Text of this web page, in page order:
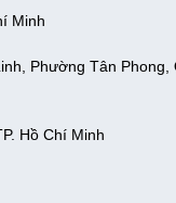
Minh
Phường Tân Phong,
Hồ Chí Minh